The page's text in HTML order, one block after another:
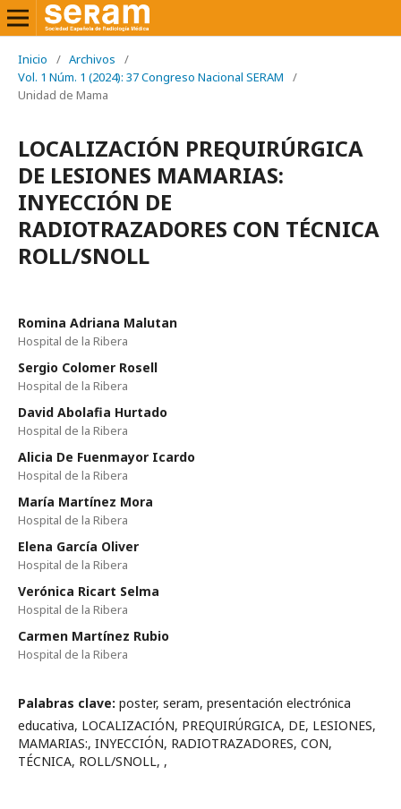
Inicio / Archivos
/
Vol. 1 Núm. 1 (2024): 37 Congreso Nacional SERAM
/
Unidad de Mama
LOCALIZACIÓN PREQUIRÚRGICA
DE LESIONES MAMARIAS:
INYECCIÓN DE
RADIOTRAZADORES CON TÉCNICA
ROLL/SNOLL
Romina Adriana Malutan
Hospital de la Ribera
Sergio Colomer Rosell
Hospital de la Ribera
David Abolafia Hurtado
Hospital de la Ribera
Alicia De Fuenmayor Icardo
Hospital de la Ribera
María Martínez Mora
Hospital de la Ribera
Elena García Oliver
Hospital de la Ribera
Verónica Ricart Selma
Hospital de la Ribera
Carmen Martínez Rubio
Hospital de la Ribera
Palabras clave: poster, seram, presentación electrónica
educativa, LOCALIZACIÓN, PREQUIRÚRGICA, DE, LESIONES,
MAMARIAS:, INYECCIÓN, RADIOTRAZADORES, CON,
TÉCNICA, ROLL/SNOLL, ,